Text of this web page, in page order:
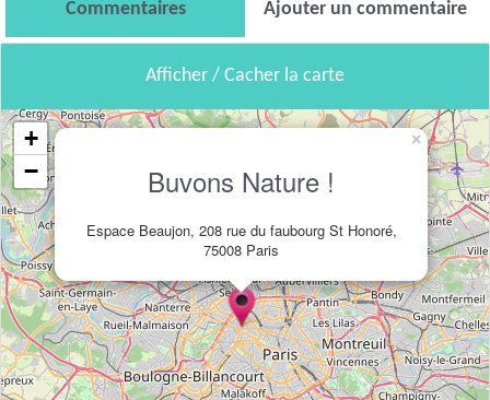
Commentaires Ajouter un commentaire
Afficher / Cacher la carte
Buvons Nature !
Espace Beaujon, 208 rue du faubourg St Honoré,
75008 Paris
×
+
−